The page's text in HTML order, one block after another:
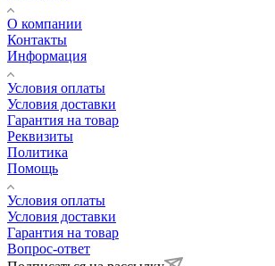
О компании
Контакты
Информация
Условия оплаты
Условия доставки
Гарантия на товар
Реквизиты
Политика
Помощь
Условия оплаты
Условия доставки
Гарантия на товар
Вопрос-ответ